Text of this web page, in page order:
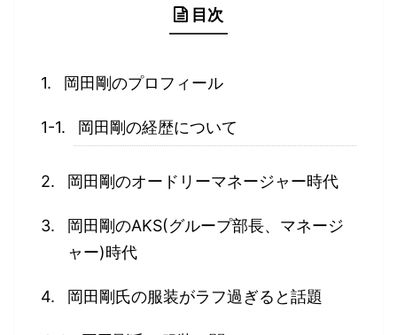
目次
岡田剛のプロフィール
岡田剛の経歴について
岡田剛のオードリーマネージャー時代
岡田剛のAKS(グループ部長、マネージ
ャー)時代
岡田剛氏の服装がラフ過ぎると話題